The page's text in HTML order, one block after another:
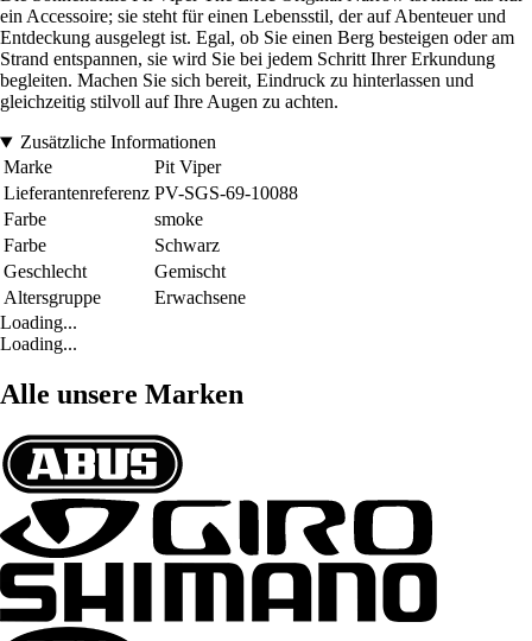
ein Accessoire; sie steht für einen Lebensstil, der auf Abenteuer und
Entdeckung ausgelegt ist. Egal, ob Sie einen Berg besteigen oder am
Strand entspannen, sie wird Sie bei jedem Schritt Ihrer Erkundung
begleiten. Machen Sie sich bereit, Eindruck zu hinterlassen und
gleichzeitig stilvoll auf Ihre Augen zu achten.
Zusätzliche Informationen
Marke
Pit Viper
Lieferantenreferenz PV-SGS-69-10088
Farbe
smoke
Farbe
Schwarz
Geschlecht
Gemischt
Altersgruppe
Erwachsene
Loading...
Loading...
Alle unsere Marken